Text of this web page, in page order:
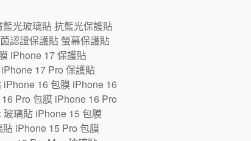
光玻璃貼 抗藍光保護貼
認證保護貼 螢幕保護貼
iPhone 17 保護貼
17 Pro 保護貼
16 包膜 iPhone 16
Pro 包膜 iPhone 16 Pro
璃貼 iPhone 15 包膜
iPhone 15 Pro 包膜